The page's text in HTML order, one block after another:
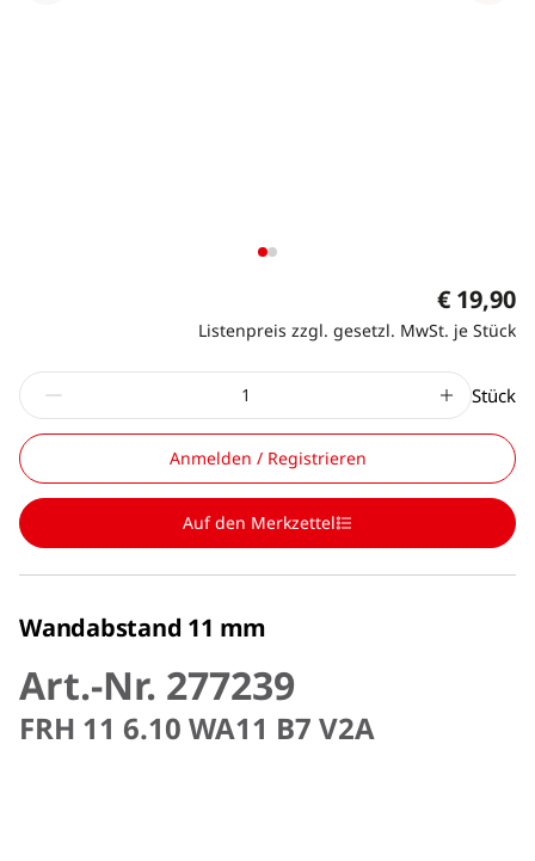
€ 19,90
Listenpreis zzgl. gesetzl. MwSt. je Stück
Stück
Anmelden / Registrieren
Auf den Merkzettel
Wandabstand 11 mm
Art.-Nr. 277239
FRH 11 6.10 WA11 B7 V2A